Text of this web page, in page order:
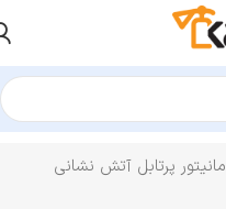
مانیتور پرتابل آتش نشانی